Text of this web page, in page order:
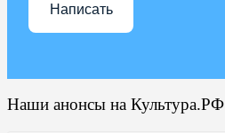
Написать
Наши анонсы на Культура.РФ